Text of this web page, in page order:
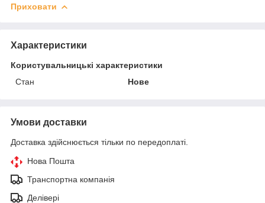
Приховати
Характеристики
Користувальницькі характеристики
Стан
Нове
Умови доставки
Доставка здійснюється тільки по передоплаті.
Нова Пошта
Транспортна компанія
Делівері